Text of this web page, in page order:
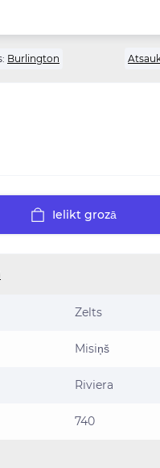
Burlington
Ielikt grozā
Zelts
Misiņš
Riviera
740